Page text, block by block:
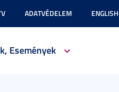
ADATVÉDELEM ENGLISH
Események